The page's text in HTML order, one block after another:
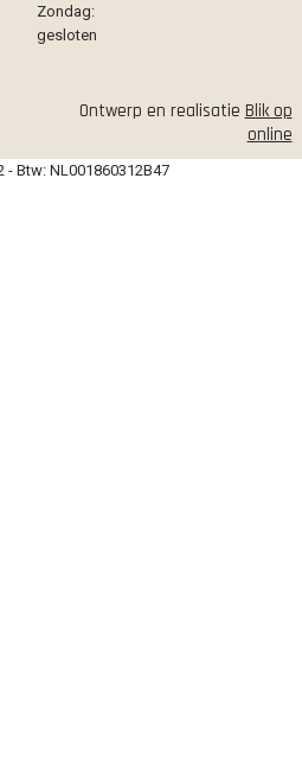
Zondag:
gesloten
Ontwerp en realisatie Blik op
online
- Btw: NL001860312B47